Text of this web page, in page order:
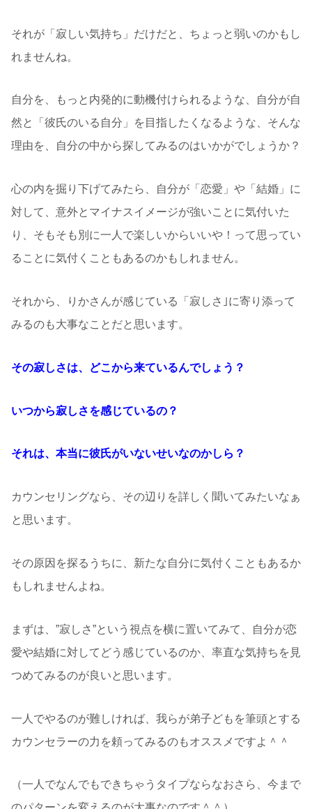
それが「寂しい気持ち」だけだと、ちょっと弱いのかもし
れませんね。
自分を、もっと内発的に動機付けられるような、自分が自
然と「彼氏のいる自分」を目指したくなるような、そんな
理由を、自分の中から探してみるのはいかがでしょうか？
心の内を掘り下げてみたら、自分が「恋愛」や「結婚」に
対して、意外とマイナスイメージが強いことに気付いた
り、そもそも別に一人で楽しいからいいや！って思ってい
ることに気付くこともあるのかもしれません。
それから、りかさんが感じている「寂しさ｣に寄り添って
みるのも大事なことだと思います。
その寂しさは、どこから来ているんでしょう？
いつから寂しさを感じているの？
それは、本当に彼氏がいないせいなのかしら？
カウンセリングなら、その辺りを詳しく聞いてみたいなぁ
と思います。
その原因を探るうちに、新たな自分に気付くこともあるか
もしれませんよね。
まずは、”寂しさ”という視点を横に置いてみて、自分が恋
愛や結婚に対してどう感じているのか、率直な気持ちを見
つめてみるのが良いと思います。
一人でやるのが難しければ、我らが弟子どもを筆頭とする
カウンセラーの力を頼ってみるのもオススメですよ＾＾
（一人でなんでもできちゃうタイプならなおさら、今まで